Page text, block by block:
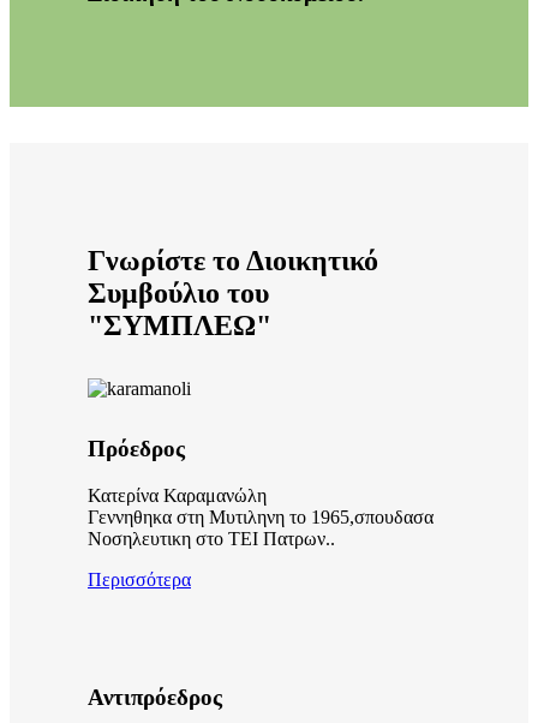
Γνωρίστε το Διοικητικό
Συμβούλιο του
"ΣΥΜΠΛΕΩ"
Πρόεδρος
Κατερίνα Καραμανώλη
Γεννηθηκα στη Μυτιληνη το 1965,σπουδασα
Νοσηλευτικη στο ΤΕΙ Πατρων..
Περισσότερα
Αντιπρόεδρος